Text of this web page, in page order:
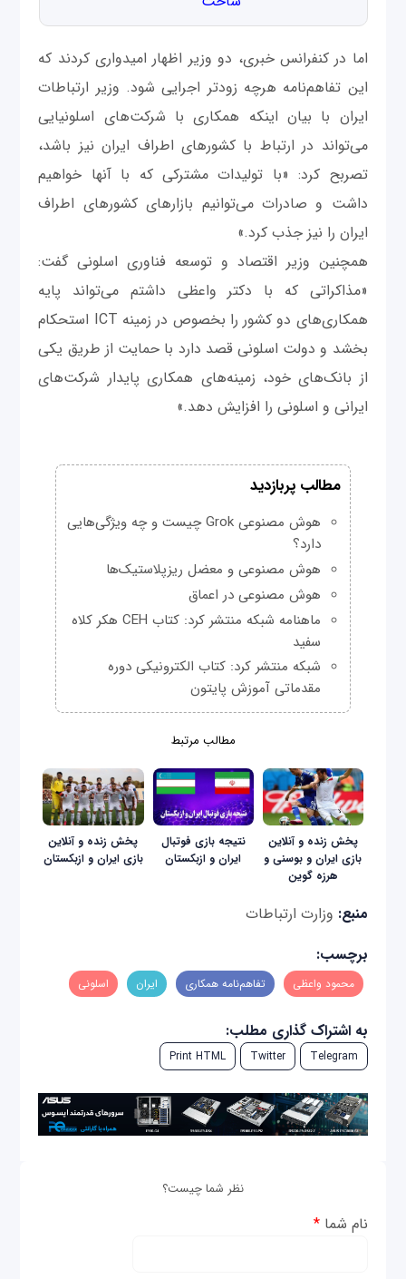
اما در کنفرانس خبری، دو وزیر اظهار امیدواری کردند که
این تفاهم‌نامه هرچه زودتر اجرایی شود. وزیر ارتباطات
ایران با بیان اینکه همکاری با شرکت‌های اسلونیایی
می‌تواند در ارتباط با کشورهای اطراف ایران نیز باشد،
تصربح کرد: «با تولیدات مشترکی که با آنها خواهیم
داشت و صادرات می‌توانیم بازارهای کشورهای اطراف
ایران را نیز جذب کرد.»
همچنین وزیر اقتصاد و توسعه فناوری اسلونی گفت:
«مذاکراتی که با دکتر واعظی داشتم می‌تواند پایه
همکاری‌های دو کشور را بخصوص در زمینه ICT استحکام
بخشد و دولت اسلونی قصد دارد با حمایت از طریق یکی
از بانک‌های خود، زمینه‌های همکاری پایدار شرکت‌های
ایرانی و اسلونی را افزایش دهد.»
مطالب پربازدید
هوش مصنوعی Grok چیست و چه ویژگی‌هایی
دارد؟
هوش مصنوعی و معضل ریزپلاستیک‌ها
هوش مصنوعی در اعماق
ماهنامه شبکه منتشر کرد: کتاب CEH هکر کلاه
سفید
شبکه منتشر کرد: کتاب الکترونیکی دوره
مقدماتی آموزش پایتون
مطالب مرتبط
پخش زنده و آنلاین
بازی ایران و بوسنی و
هرزه گوین
نتیجه بازی فوتبال
ایران و ازبکستان
پخش زنده و آنلاین
بازی ایران و ازبکستان
منبع: وزارت ارتباطات
برچسب:
محمود واعظی تفاهم‌نامه همکاری ایران اسلونی
به اشتراک گذاری مطلب:
Telegram
Twitter
Print HTML
نظر شما چیست؟
نام شما*